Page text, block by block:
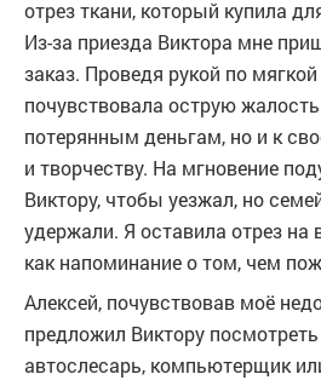
отрез ткани, который купила
Из-за приезда Виктора мне
заказ. Проведя рукой по мягкой
почувствовала острую
потерянным деньгам, но и к
и творчеству. На мгновение
Виктору, чтобы уезжал, но
удержали. Я оставила отрез на
как напоминание о том, чем
Алексей, почувствовав моё
предложил Виктору
автослесарь, компьютерщик